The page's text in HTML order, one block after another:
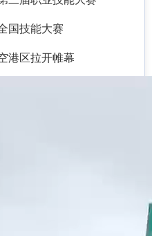
国技能大赛
港区拉开帷幕